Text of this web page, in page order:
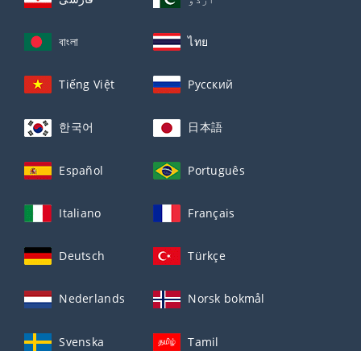
বাংলা ไทย
Tiếng Việt Русский
한국어 日本語
Español Português
Italiano Français
Deutsch Türkçe
Nederlands Norsk bokmål
Svenska Tamil